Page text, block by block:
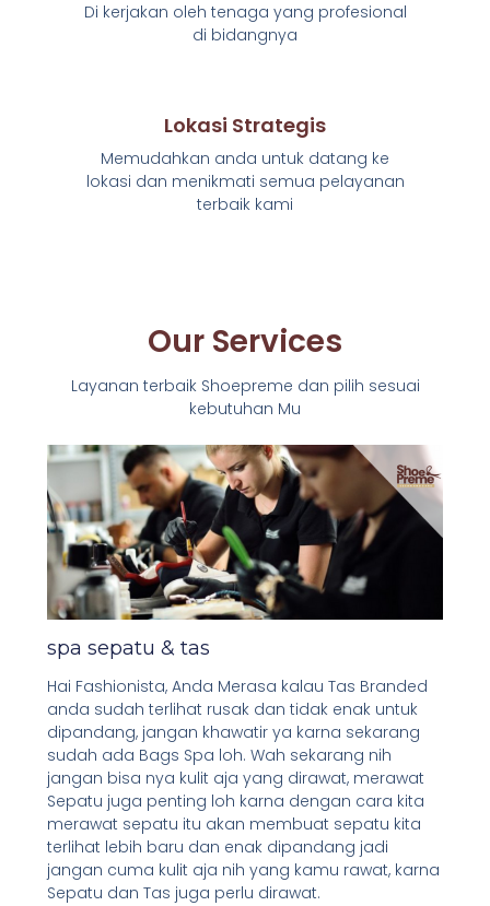
Di kerjakan oleh tenaga yang profesional
di bidangnya
Lokasi Strategis
Memudahkan anda untuk datang ke
lokasi dan menikmati semua pelayanan
terbaik kami
Our Services
Layanan terbaik Shoepreme dan pilih sesuai
kebutuhan Mu
spa sepatu & tas
Hai Fashionista, Anda Merasa kalau Tas Branded
anda sudah terlihat rusak dan tidak enak untuk
dipandang, jangan khawatir ya karna sekarang
sudah ada Bags Spa loh. Wah sekarang nih
jangan bisa nya kulit aja yang dirawat, merawat
Sepatu juga penting loh karna dengan cara kita
merawat sepatu itu akan membuat sepatu kita
terlihat lebih baru dan enak dipandang jadi
jangan cuma kulit aja nih yang kamu rawat, karna
Sepatu dan Tas juga perlu dirawat.